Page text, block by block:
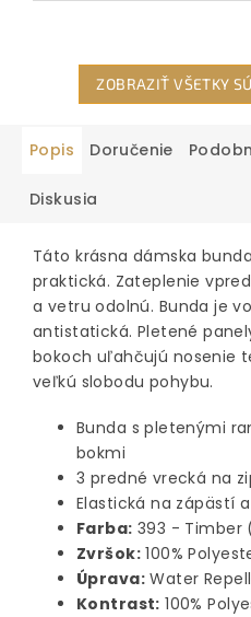
ZOBRAZIŤ VŠETKY
Popis Doručenie
Diskusia
Táto krásna dámska
praktická. Zateplenie
a vetru odolnú. Bunda je
antistatická. Pletené
bokoch uľahčujú nosenie
veľkú slobodu pohybu.
Bunda s pletenými
bokmi
3 predné vrecká na
Elastická na zápästí
Farba: 393 - Timber
Zvršok:100%
Úprava:Water
Kontrast: 100%